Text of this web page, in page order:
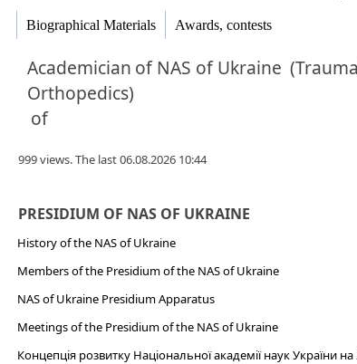
Biographical Materials Awards, contests
Academician of NAS of Ukraine
Orthopedics)
of
999 views. The last 06.08.2026 10:44
PRESIDIUM OF NAS OF UKRAINE
History of the NAS of Ukraine
Members of the Presidium of the NAS of Ukraine
NAS of Ukraine Presidium Apparatus​
Meetings of the Presidium of the NAS of Ukraine
Концепція розвитку Національної академії наук України